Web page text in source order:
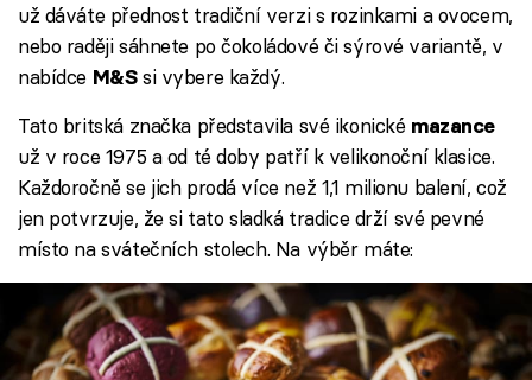
už dáváte přednost tradiční verzi s rozinkami a ovocem,
nebo raději sáhnete po čokoládové či sýrové variantě, v
nabídce M&S si vybere každý.
Tato britská značka představila své ikonické mazance
už v roce 1975 a od té doby patří k velikonoční klasice.
Každoročně se jich prodá více než 1,1 milionu balení, což
jen potvrzuje, že si tato sladká tradice drží své pevné
místo na svátečních stolech. Na výběr máte: